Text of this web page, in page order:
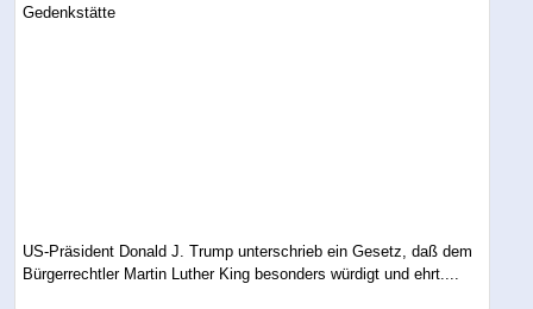
US-Präsident Donald J. Trump unterschrieb ein Gesetz, daß dem
Bürgerrechtler Martin Luther King besonders würdigt und ehrt....